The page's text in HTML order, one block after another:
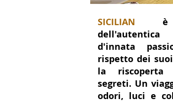
SICILIAN
d'innata
rispetto dei
la riscoperta
segreti. Un
odori, luci e